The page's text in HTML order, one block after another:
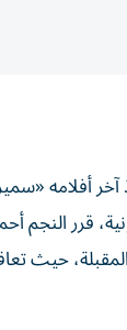
عاماً منذ آخر أفلامه
قرر النجم
حيث